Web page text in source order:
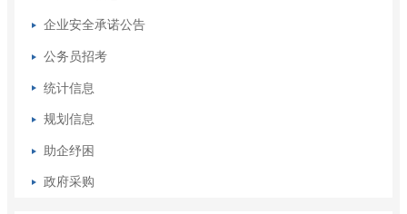
企业安全承诺公告
公务员招考
统计信息
规划信息
助企纾困
政府采购